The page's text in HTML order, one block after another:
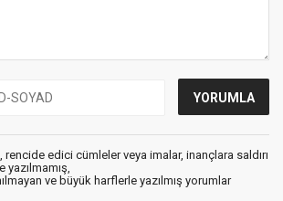
rencide edici cümleler veya imalar, inançlara saldırı
yazılmamış,
ve büyük harflerle yazılmış yorumlar